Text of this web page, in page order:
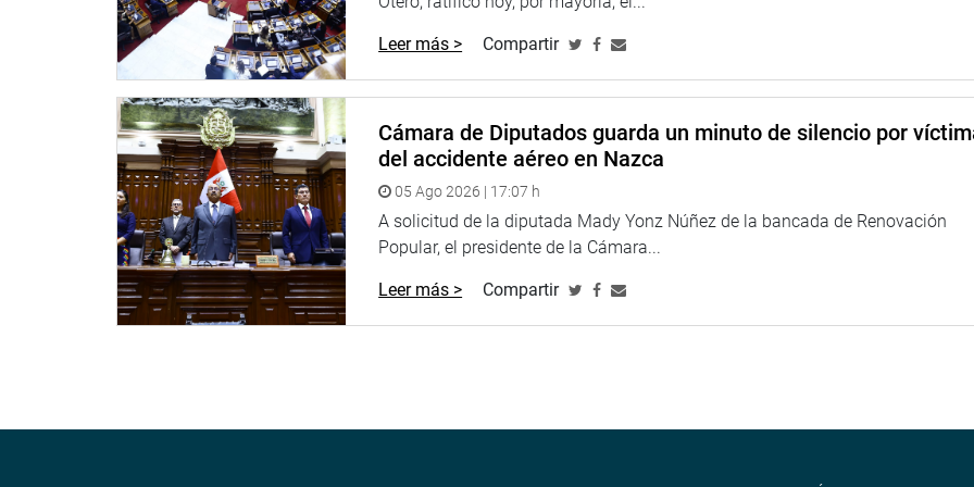
la misma que debía continuar las indagaciones efectuadas por el grupo de trabajo creado por la Moción 1358.
En el inicio de esta octava sesión ordinaria, los miembros de la comisión escucharon a nuevos testigos de actos
de corrupción que involucran a diversas instituciones y funcionarios públicos de la región Callao.
Entre ellos, el presidente del Frente de Defensa de los Intereses de Ventanilla, Marcelino Felipa Sebastián; la
presidenta de la Asociación de Propietarios y Poseedores de Predios Ecoproductivos del Parque Porcino de
Ventanilla-Callao, Irma Ramírez Vásquez; y al vecino de Ventanilla, Luis Jara Hoyos.
Leer más > Compartir
Cámara de Diputados guarda un minuto de silencio por
del accidente aéreo en Nazca
05 Ago 2026 | 17:07 h
A solicitud de la diputada Mady Yonz Núñez de la bancada de Renovación
Popular, el presidente de la Cámara...
Leer más > Compartir